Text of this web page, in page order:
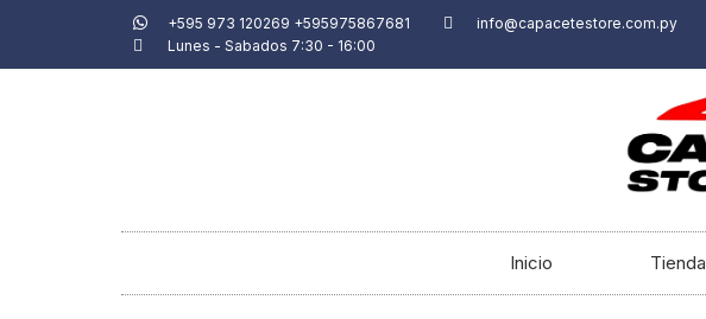
+595 973 120269 +595975867681
info@capacetestore.com.py
Lunes - Sabados 7:30 - 16:00
Inicio Tienda